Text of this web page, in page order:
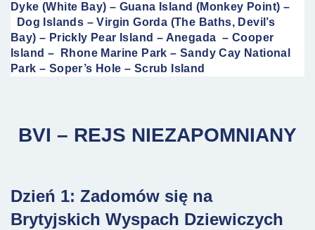
Dyke (White Bay) – Guana Island (Monkey Point) –
Dog Islands – Virgin Gorda (The Baths, Devil’s
Bay) – Prickly Pear Island – Anegada – Cooper
Island – Rhone Marine Park – Sandy Cay National
Park – Soper’s Hole – Scrub Island
BVI – REJS NIEZAPOMNIANY
Dzień 1: Zadomów się na
Brytyjskich Wyspach Dziewiczych